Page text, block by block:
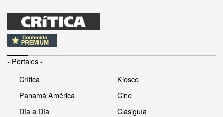
- Portales -
Crítica
Panamá América
Día a Día
Kiosco
Cine
Clasiguía